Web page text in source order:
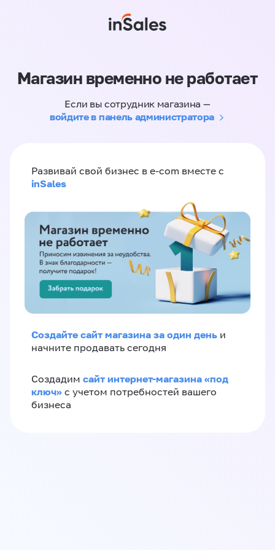
Магазин временно не работает
Если вы сотрудник магазина —
войдите в панель администратора
Развивай свой бизнес в e-com вместе с
inSales
Создайте сайт магазина за один день и
начните продавать сегодня
Создадим сайт интернет-магазина «под
ключ» с учетом потребностей вашего
бизнеса